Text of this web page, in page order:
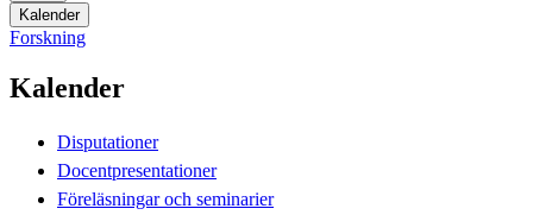
Kalender
Forskning
Kalender
Disputationer
Docentpresentationer
Föreläsningar och seminarier